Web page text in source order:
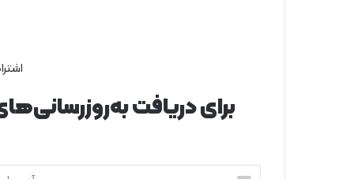
برای دریافت